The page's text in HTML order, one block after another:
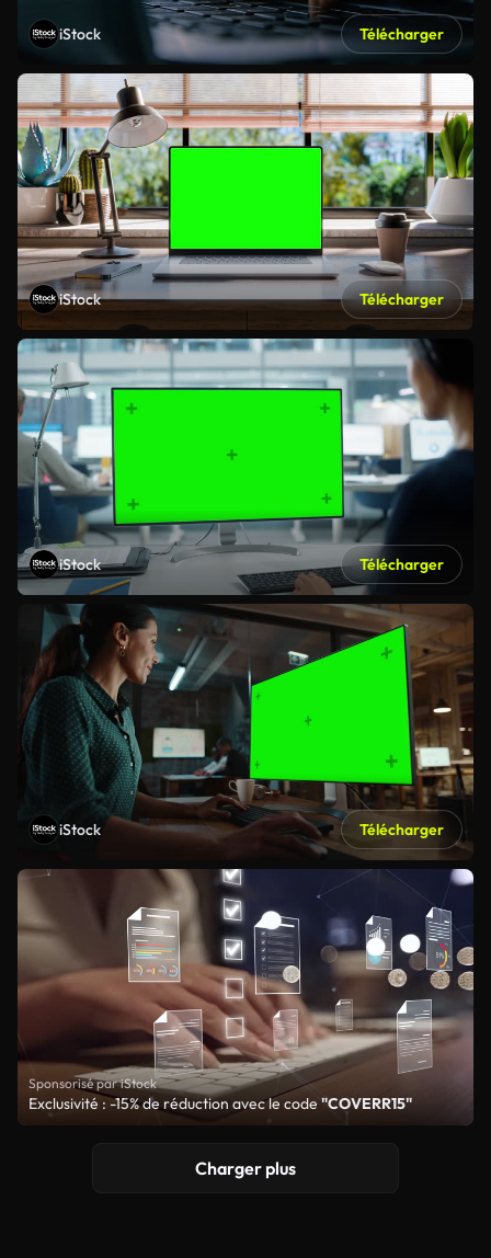
iStock Télécharger
iStock Télécharger
iStock Télécharger
iStock Télécharger
Sponsorisé par iStock
Exclusivité : -15% de réduction avec le code "COVERR15"
Charger plus